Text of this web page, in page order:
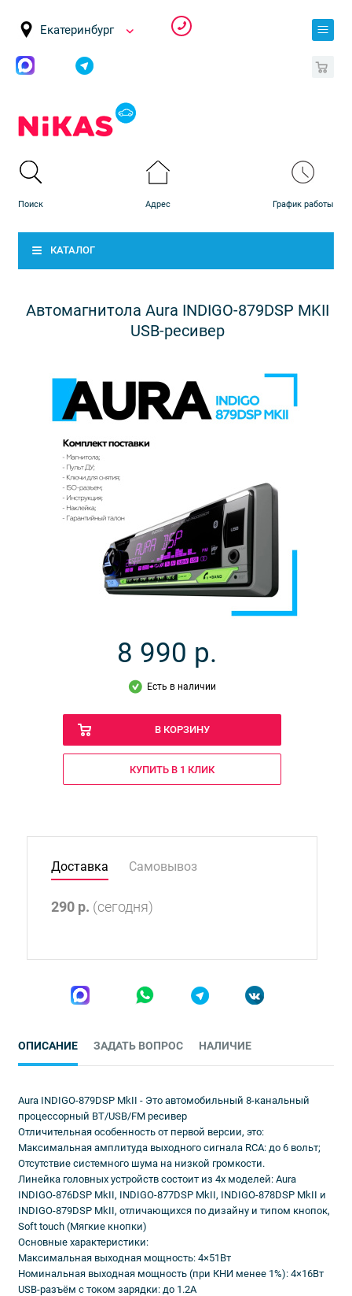
Екатеринбург
КАТАЛОГ
Автомагнитола Aura INDIGO-879DSP MKII
USB-ресивер
8 990 р.
Есть в наличии
В КОРЗИНУ
КУПИТЬ В 1 КЛИК
Доставка Самовывоз
290 р. (сегодня)
ОПИСАНИЕ ЗАДАТЬ ВОПРОС НАЛИЧИЕ
Aura INDIGO-879DSP MkII - Это автомобильный 8-канальный
процессорный BT/USB/FM ресивер
Отличительная особенность от первой версии, это:
Максимальная амплитуда выходного сигнала RCA: до 6 вольт;
Отсутствие системного шума на низкой громкости.
Линейка головных устройств состоит из 4х моделей: Aura
INDIGO-876DSP MkII, INDIGO-877DSP MkII, INDIGO-878DSP MkII и
INDIGO-879DSP MkII, отличающихся по дизайну и типом кнопок,
Soft touch (Мягкие кнопки)
Основные характеристики:
Максимальная выходная мощность: 4×51Вт
Номинальная выходная мощность (при КНИ менее 1%): 4×16Вт
USB-разъём с током зарядки: до 1.2А